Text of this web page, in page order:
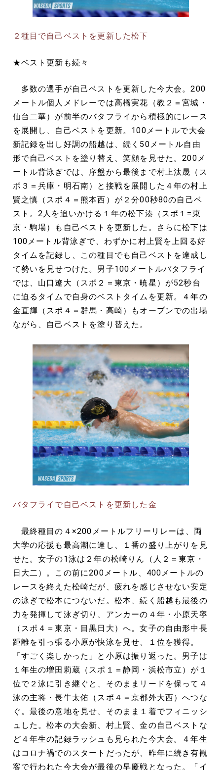
２種目で自己ベストを更新した松下
★ベスト更新も続々
多数の選手が自己ベストを更新した今大会。200
メートル個人メドレーでは高橋実花（教２＝宮城・
仙台二華）が前半のバタフライから積極的にレース
を展開し、自己ベストを更新。100メートルで大会
新記録を出し好調の船越は、続く50メートル自由
形で自己ベストを塗り替え、笑顔を見せた。200メ
ートル背泳ぎでは、序盤から最後まで村上汰晟（ス
ポ３＝兵庫・明石南）と接戦を展開した４年の村上
賢之慎（スポ４＝熊本西）が２分00秒80の自己ベ
スト。2人を追いかける１年の松下湊（スポ１=東
京・駒場）も自己ベストを更新した。さらに松下は
100メートル背泳ぎで、わずかに村上賢を上回る好
タイムを記録し、この種目でも自己ベストを達成し
て勢いを見せつけた。男子100メートルバタフライ
では、山口遼大（スポ２＝東京・暁星）が52秒台
に迫るタイムで自身のベストタイムを更新。４年の
金直輝（スポ４＝群馬・高崎）もオープンでの出場
ながら、自己ベストを塗り替えた。
バタフライで自己ベストを更新した金
最終種目の４×200メートルフリーリレーは、両
大学の応援も最高潮に達し、１番の盛り上がりを見
せた。女子の1泳は２年の松崎りん（人２＝東京・
日大二）。この前に200メートル、400メートルの
レースを終えた松崎だが、疲れを感じさせない安定
の泳ぎで松本につないだ。松本、続く船越も最後の
力を発揮して泳ぎ切り、アンカーの４年・小原天寧
（スポ４＝東京・目黒日大）へ。女子の自由形中長
距離を引っ張る小原が快泳を見せ、１位を獲得。
「すごく楽しかった」と小原は振り返った。男子は
１年生の増田莉蔵（スポ１＝静岡・浜松市立）が１
位で２泳に引き継ぐと、そのままリードを保って４
泳の主将・長牛太佑（スポ４＝京都外大西）へつな
ぐ。最後の意地を見せ、そのまま１着でフィニッシ
ュした。松本の大会新、村上賢、金の自己ベストな
ど４年生の記録ラッシュも見られた今大会。４年生
はコロナ禍でのスタートだったが、昨年に続き有観
客で行われた今大会が最後の早慶戦となった。「イ